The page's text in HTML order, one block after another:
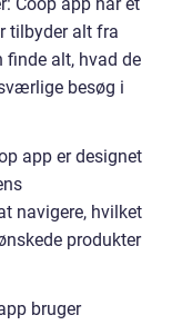
Coop app har et
tilbyder alt fra
finde alt, hvad de
besøg i
app er designet
navigere, hvilket
produkter
bruger